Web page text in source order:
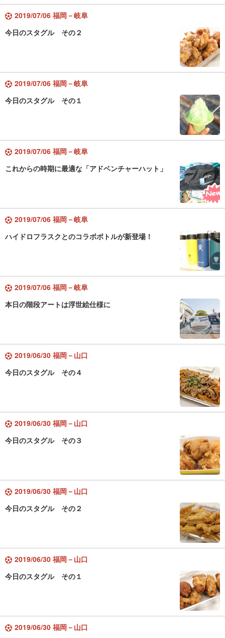
2019/07/06 福岡－岐阜
今日のスタグル その２
2019/07/06 福岡－岐阜
今日のスタグル その１
2019/07/06 福岡－岐阜
これからの時期に最適な「アドベンチャーハット」
2019/07/06 福岡－岐阜
ハイドロフラスクとのコラボボトルが新登場！
2019/07/06 福岡－岐阜
本日の階段アートは浮世絵仕様に
2019/06/30 福岡－山口
今日のスタグル その４
2019/06/30 福岡－山口
今日のスタグル その３
2019/06/30 福岡－山口
今日のスタグル その２
2019/06/30 福岡－山口
今日のスタグル その１
2019/06/30 福岡－山口